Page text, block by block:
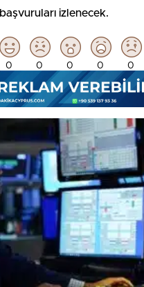
izlenecek.
0 0 0 0 0